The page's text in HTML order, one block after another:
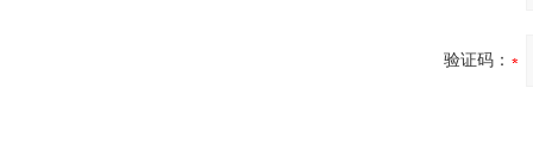
验证码：